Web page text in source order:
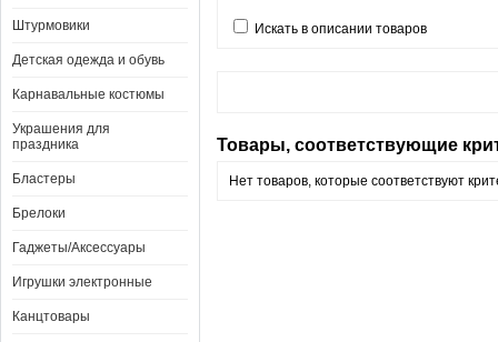
Штурмовики
Детская одежда и обувь
Карнавальные костюмы
Украшения для
праздника
Бластеры
Брелоки
Гаджеты/Аксессуары
Игрушки электронные
Канцтовары
Искать в описании товаров
Товары, соответствующие
Нет товаров, которые соответствуют